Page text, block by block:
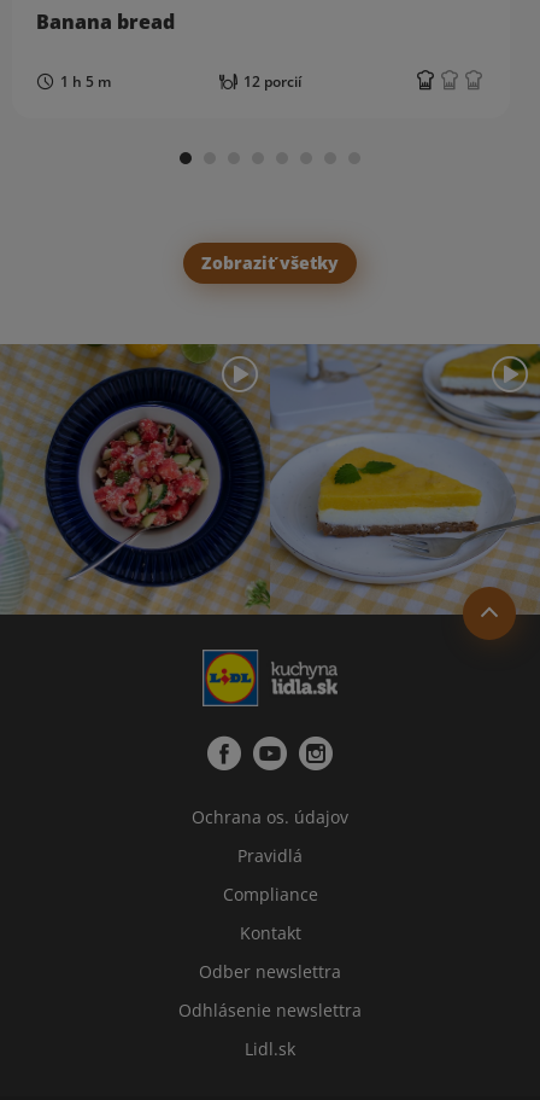
Banana bread
1 h 5 m 12 porcií
Zobraziť všetky
Ochrana os. údajov
Pravidlá
Compliance
Kontakt
Odber newslettra
Odhlásenie newslettra
Lidl.sk